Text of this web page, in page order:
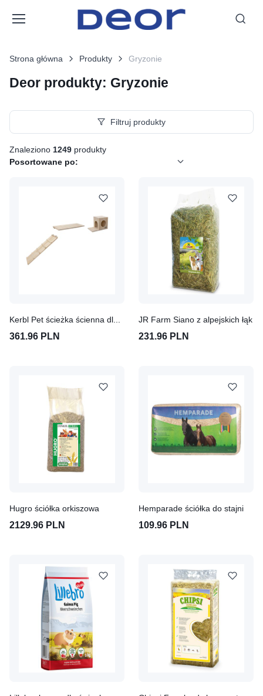
Strona główna Produkty Gryzonie
Deor produkty: Gryzonie
Filtruj produkty
Znaleziono 1249 produkty
Posortowane po:
361.96 PLN
JR Farm Siano z alpejskich łąk
231.96 PLN
Hugro ściółka orkiszowa
2129.96 PLN
Hemparade ściółka do stajni
109.96 PLN